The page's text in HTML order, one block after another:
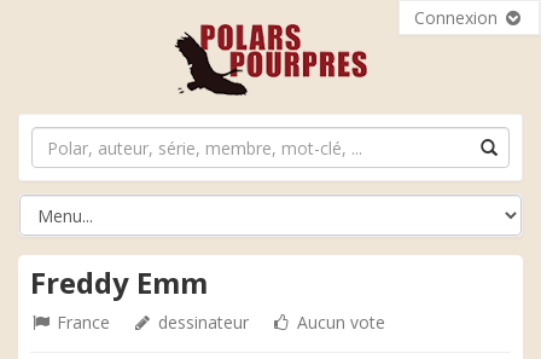
Connexion
Freddy Emm
France dessinateur Aucun vote